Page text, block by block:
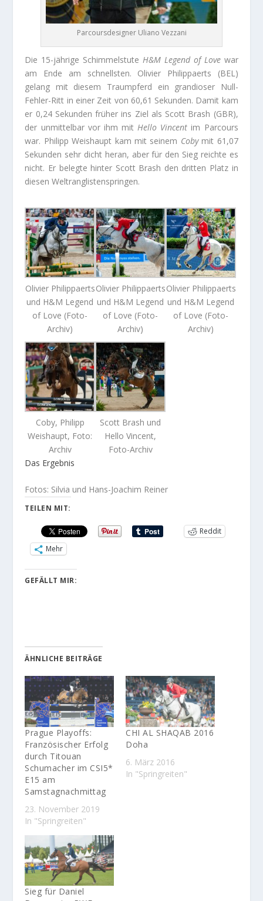
Parcoursdesigner Uliano Vezzani
Die 15-jährige SchimmelstuteH&M Legend of Love war
am Ende am schnellsten. Olivier Philippaerts (BEL)
gelang mit diesem Traumpferd ein grandioser Null-
Fehler-Ritt in einer Zeit von 60,61 Sekunden. Damit kam
er 0,24 Sekunden früher ins Ziel als Scott Brash (GBR),
der unmittelbar vor ihm mitHello Vincent im Parcours
war. Philipp Weishaupt kam mit seinem Coby mit 61,07
Sekunden sehr dicht heran, aber für den Sieg reichte es
nicht. Er belegte hinter Scott Brash den dritten Platz in
diesen Weltranglistenspringen.
Olivier Philippaerts
und H&M Legend
of Love (Foto-
Archiv)
Olivier Philippaerts
und H&M Legend
of Love (Foto-
Archiv)
Olivier Philippaerts
und H&M Legend
of Love (Foto-
Archiv)
Coby, Philipp
Weishaupt, Foto:
Archiv
Scott Brash und
Hello Vincent,
Foto-Archiv
Das Ergebnis
Fotos: Silvia und Hans-Joachim Reiner
TEILEN MIT:
Reddit
Mehr
GEFÄLLT MIR:
ÄHNLICHE BEITRÄGE
Prague Playoffs:
Französischer Erfolg
durch Titouan
Schumacher im CSI5*
E15 am
Samstagnachmittag
23. November 2019
In "Springreiten"
CHI AL SHAQAB 2016
Doha
6. März 2016
In "Springreiten"
Sieg für Daniel